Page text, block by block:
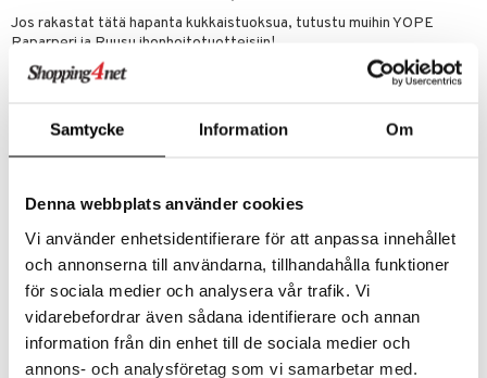
Samtycke Information Om
Denna webbplats använder cookies
Vi använder enhetsidentifierare för att anpassa innehållet
och annonserna till användarna, tillhandahålla funktioner
för sociala medier och analysera vår trafik. Vi
vidarebefordrar även sådana identifierare och annan
information från din enhet till de sociala medier och
annons- och analysföretag som vi samarbetar med.
Jos rakastat tätä hapanta kukkaistuoksua, tutustu muihin YOPE
Raparperi ja Ruusu ihonhoitotuotteisiin!
Käyttö
vedellä
Ainesosat
Glucoside, Sodium Chloride, Citric Acid, Disodium Cocoyl Glutamate,
Sorbitan Sesquicaprylate, Rosa Gallica Flower Extract, Rosa Canina
Fruit Oil, Rheum Officinale Stem Extract, Glycerin, Parfum, Allantoin,
Sodium Benzoate, Benzyl Salicylate, Limonene
Tuotenumero
CYP14-YO-400-XX-XX